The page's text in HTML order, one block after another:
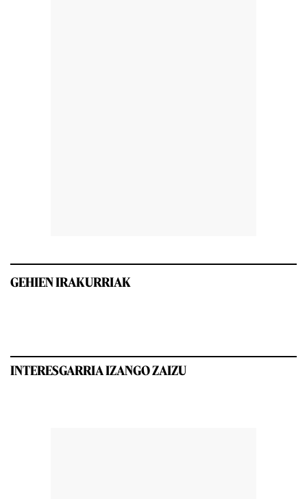
GEHIEN IRAKURRIAK
INTERESGARRIA IZANGO ZAIZU